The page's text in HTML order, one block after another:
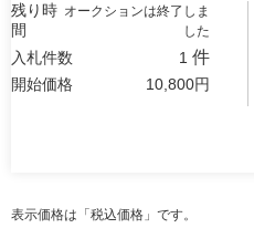
残り時
間
オークションは終了しま
した
入札件数 1 件
開始価格 10,800円
表示価格は「税込価格」です。